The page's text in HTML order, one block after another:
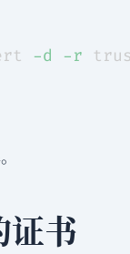
-d -r
书